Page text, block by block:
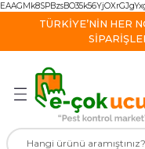
TÜRKİYE’NİN HER
Geri
Cihazlar
Cihazlar
Geri
kovucu Ürünler
Geri
ve Yem
Geri
Malzemeleri
Geri
İlacı
Geri
Ürün
Geri
Kovucu